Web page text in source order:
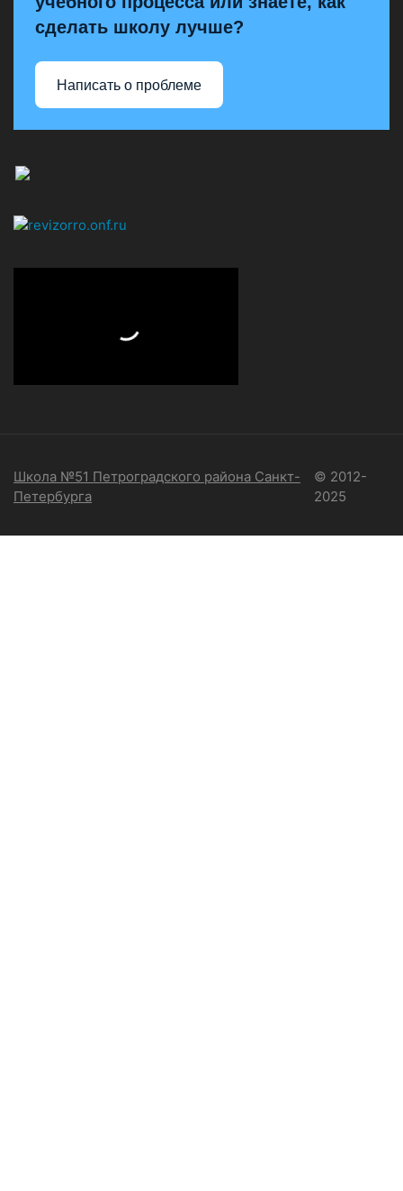
сделать школу лучше?
Написать о проблеме
Школа №51 Петроградского района Санкт-
Петербурга
© 2012-
2025